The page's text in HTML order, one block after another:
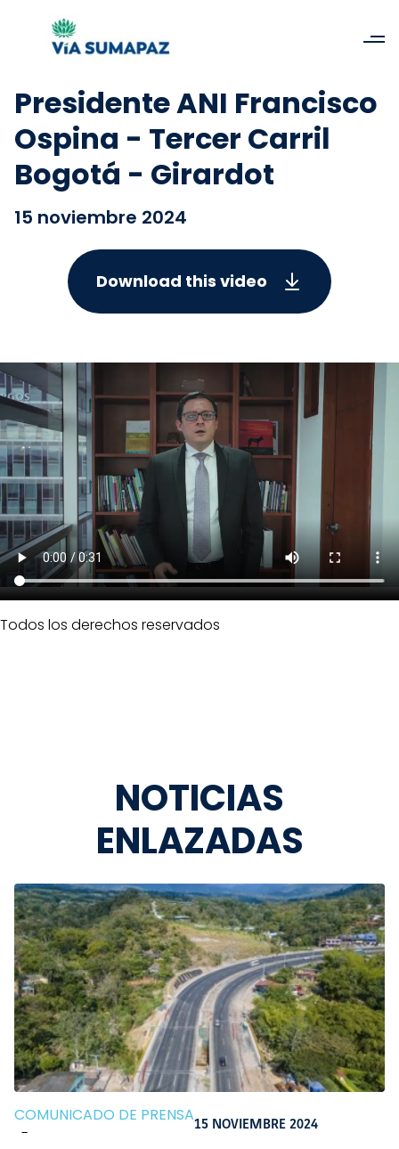
Presidente ANI Francisco
Ospina - Tercer Carril
Bogotá - Girardot
15 noviembre 2024
Download this video
Todos los derechos reservados
NOTICIAS
ENLAZADAS
COMUNICADO DE PRENSA
-
15 NOVIEMBRE 2024